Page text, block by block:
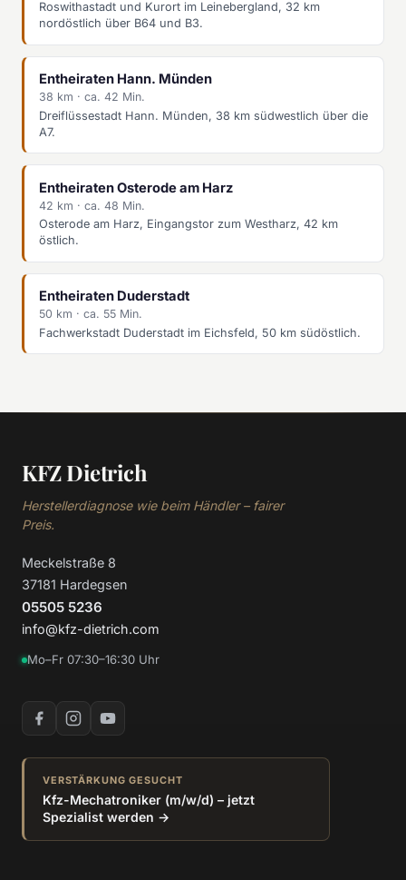
Roswithastadt und Kurort im Leinebergland, 32 km
nordöstlich über B64 und B3.
Entheiraten Hann. Münden
38 km · ca. 42 Min.
Dreiflüssestadt Hann. Münden, 38 km südwestlich über die
A7.
Entheiraten Osterode am Harz
42 km · ca. 48 Min.
Osterode am Harz, Eingangstor zum Westharz, 42 km
östlich.
Entheiraten Duderstadt
50 km · ca. 55 Min.
Fachwerkstadt Duderstadt im Eichsfeld, 50 km südöstlich.
KFZ Dietrich
Herstellerdiagnose wie beim Händler – fairer
Preis.
Meckelstraße 8
37181 Hardegsen
05505 5236
info@kfz-dietrich.com
Mo–Fr 07:30–16:30 Uhr
VERSTÄRKUNG GESUCHT
Kfz-Mechatroniker (m/w/d) – jetzt
Spezialist werden →